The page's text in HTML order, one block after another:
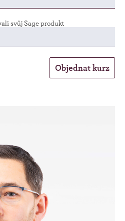
svůj Sage produkt
Objednat kurz